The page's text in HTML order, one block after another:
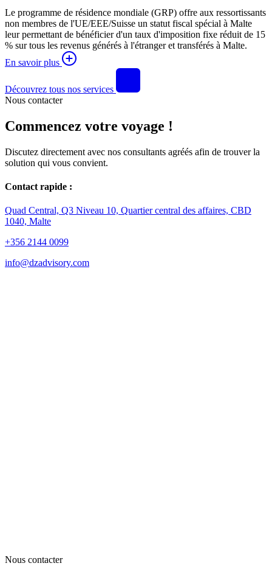
Le programme de résidence mondiale (GRP) offre aux ressortissants
non membres de l'UE/EEE/Suisse un statut fiscal spécial à Malte
leur permettant de bénéficier d'un taux d'imposition fixe réduit de 15
% sur tous les revenus générés à l'étranger et transférés à Malte.
En savoir plus
Découvrez tous nos services
Nous contacter
Commencez votre voyage !
Discutez directement avec nos consultants agréés afin de trouver la
solution qui vous convient.
Contact rapide :
Quad Central, Q3 Niveau 10, Quartier central des affaires, CBD
1040, Malte
+356 2144 0099
info@dzadvisory.com
Nous contacter